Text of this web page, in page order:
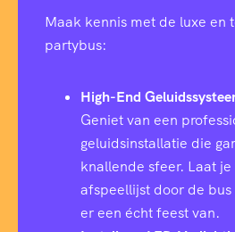
Maak kennis met de luxe en
partybus:
High-End
Geniet van een
geluidsinstallatie die
knallende sfeer. Laat
afspeellijst door de
er een écht feest van.